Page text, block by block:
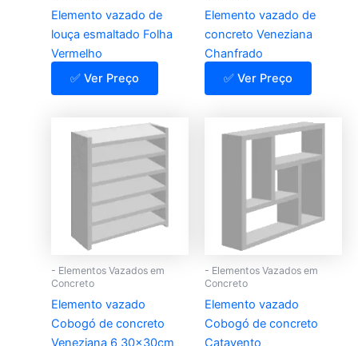
Elemento vazado de
louça esmaltado Folha
Vermelho
✅ Ver Preço
Elemento vazado de
concreto Veneziana
Chanfrado
✅ Ver Preço
- Elementos Vazados em
Concreto
Elemento vazado
Cobogó de concreto
Veneziana 6 30x30cm
- Elementos Vazados em
Concreto
Elemento vazado
Cobogó de concreto
Catavento